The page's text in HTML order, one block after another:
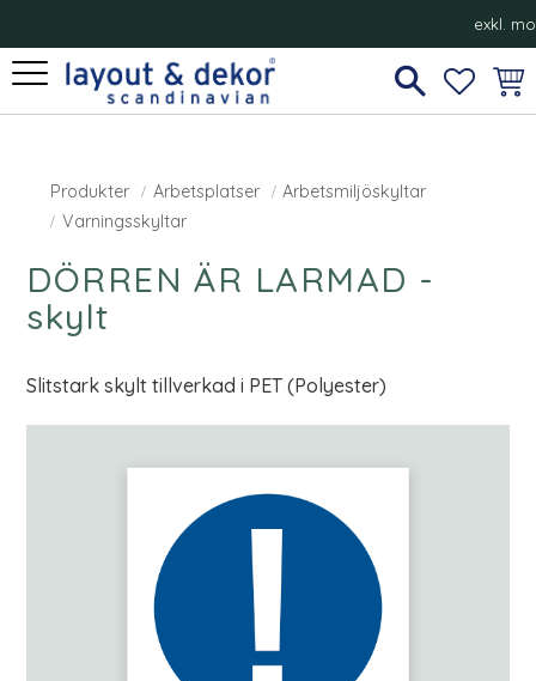
Meny
exkl.
Produkter Arbetsplatser
Arbetsmiljöskyltar
Varningsskyltar
DÖRREN ÄR LARMAD -
skylt
Slitstark skylt tillverkad i PET (Polyester)